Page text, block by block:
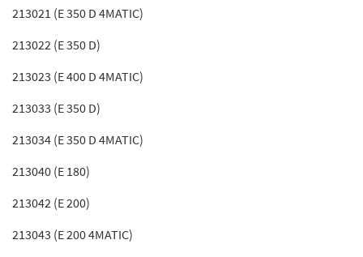
213021 (E 350 D 4MATIC)
213022 (E 350 D)
213023 (E 400 D 4MATIC)
213033 (E 350 D)
213034 (E 350 D 4MATIC)
213040 (E 180)
213042 (E 200)
213043 (E 200 4MATIC)